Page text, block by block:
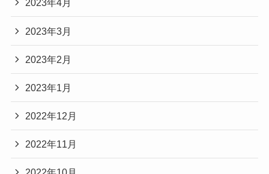
2023年4月
2023年3月
2023年2月
2023年1月
2022年12月
2022年11月